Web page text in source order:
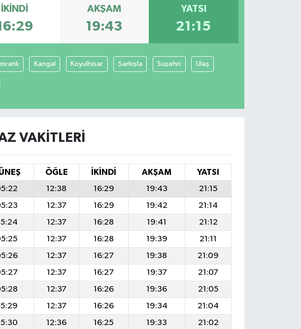
İKINDI AKŞAM
19:43
YATSI
21:15
İmranlı Kangal Koyulhisar Şarkışla Suşehri Ulaş
VAKITLERI
ÖĞLE İKINDI AKŞAM
YATSI
12:38 16:29 19:43
21:15
12:37 16:29 19:42
21:14
12:37 16:28 19:41
21:12
12:37 16:28 19:39
21:11
12:37 16:27 19:38
21:09
12:37 16:27 19:37
21:07
12:37 16:26 19:36
21:05
12:37 16:26 19:34
21:04
12:36 16:25 19:33
21:02